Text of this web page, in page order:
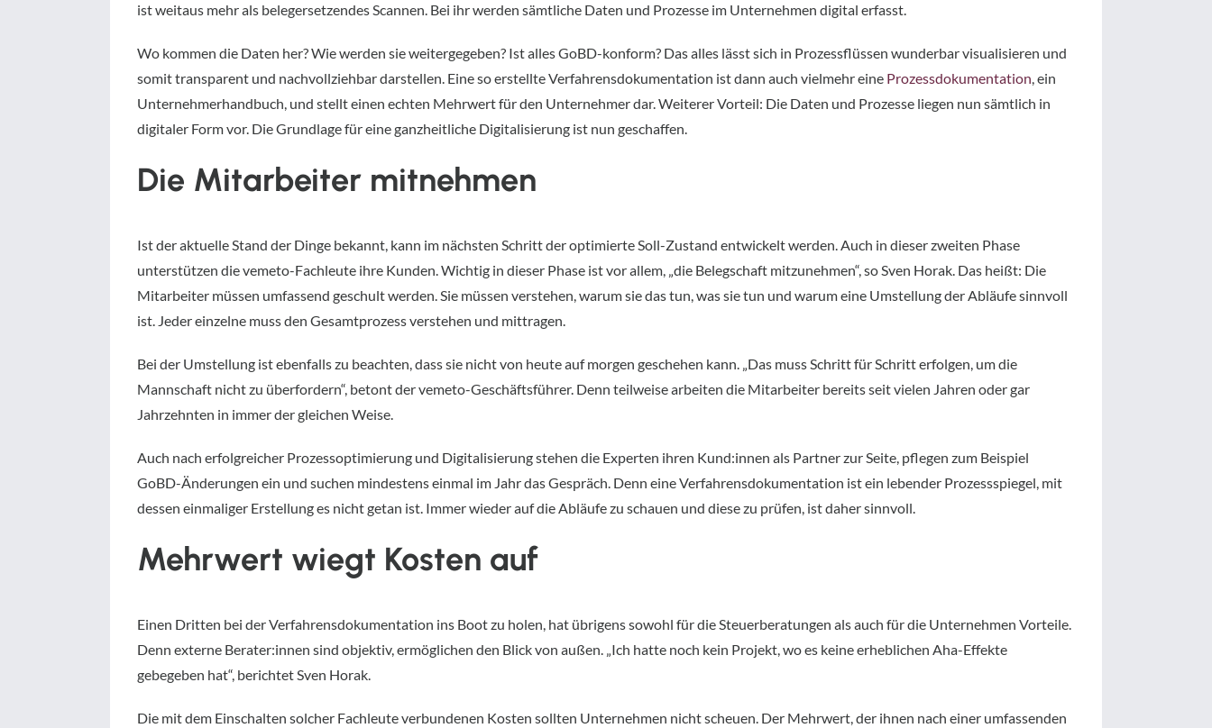
ist weitaus mehr als belegersetzendes Scannen. Bei ihr werden sämtliche Daten und Prozesse im Unternehmen digital erfasst.
Wo kommen die Daten her? Wie werden sie weitergegeben? Ist alles GoBD-konform? Das alles lässt sich in Prozessflüssen wunderbar visualisieren und
somit transparent und nachvollziehbar darstellen. Eine so erstellte Verfahrensdokumentation ist dann auch vielmehr eine Prozessdokumentation, ein
Unternehmerhandbuch, und stellt einen echten Mehrwert für den Unternehmer dar. Weiterer Vorteil: Die Daten und Prozesse liegen nun sämtlich in
digitaler Form vor. Die Grundlage für eine ganzheitliche Digitalisierung ist nun geschaffen.
Die Mitarbeiter mitnehmen
Ist der aktuelle Stand der Dinge bekannt, kann im nächsten Schritt der optimierte Soll-Zustand entwickelt werden. Auch in dieser zweiten Phase
unterstützen die vemeto-Fachleute ihre Kunden. Wichtig in dieser Phase ist vor allem, „die Belegschaft mitzunehmen“, so Sven Horak. Das heißt: Die
Mitarbeiter müssen umfassend geschult werden. Sie müssen verstehen, warum sie das tun, was sie tun und warum eine Umstellung der Abläufe sinnvoll
ist. Jeder einzelne muss den Gesamtprozess verstehen und mittragen.
Bei der Umstellung ist ebenfalls zu beachten, dass sie nicht von heute auf morgen geschehen kann. „Das muss Schritt für Schritt erfolgen, um die
Mannschaft nicht zu überfordern“, betont der vemeto-Geschäftsführer. Denn teilweise arbeiten die Mitarbeiter bereits seit vielen Jahren oder gar
Jahrzehnten in immer der gleichen Weise.
Auch nach erfolgreicher Prozessoptimierung und Digitalisierung stehen die Experten ihren Kund:innen als Partner zur Seite, pflegen zum Beispiel
GoBD-Änderungen ein und suchen mindestens einmal im Jahr das Gespräch. Denn eine Verfahrensdokumentation ist ein lebender Prozessspiegel, mit
dessen einmaliger Erstellung es nicht getan ist. Immer wieder auf die Abläufe zu schauen und diese zu prüfen, ist daher sinnvoll.
Mehrwert wiegt Kosten auf
Einen Dritten bei der Verfahrensdokumentation ins Boot zu holen, hat übrigens sowohl für die Steuerberatungen als auch für die Unternehmen Vorteile.
Denn externe Berater:innen sind objektiv, ermöglichen den Blick von außen. „Ich hatte noch kein Projekt, wo es keine erheblichen Aha-Effekte
gebegeben hat“, berichtet Sven Horak.
Die mit dem Einschalten solcher Fachleute verbundenen Kosten sollten Unternehmen nicht scheuen. Der Mehrwert, der ihnen nach einer umfassenden